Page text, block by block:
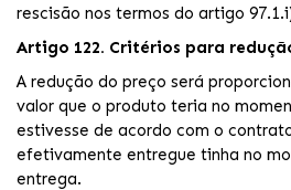
rescisão nos termos do artigo
Artigo 122. Critérios para
A redução do preço será
valor que o produto teria no
estivesse de acordo com o
efetivamente entregue tinha no
entrega.